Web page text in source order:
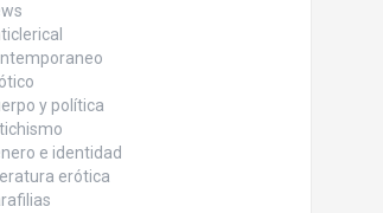
y política
e identidad
erótica